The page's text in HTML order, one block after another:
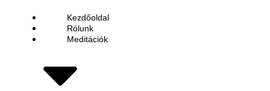
Kezdőoldal
Rólunk
Meditációk